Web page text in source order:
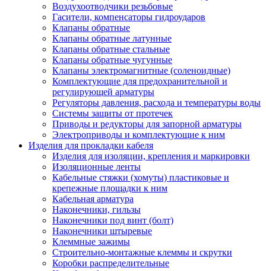
Воздухоотводчики резьбовые
Гасители, компенсаторы гидроударов
Клапаны обратные
Клапаны обратные латунные
Клапаны обратные стальные
Клапаны обратные чугунные
Клапаны электромагнитные (соленоидные)
Комплектующие для предохранительной и
регулирующей арматуры
Регуляторы давления, расхода и температуры воды
Системы защиты от протечек
Приводы и редукторы для запорной арматуры
Электроприводы и комплектующие к ним
Изделия для прокладки кабеля
Изделия для изоляции, крепления и маркировки
Изоляционные ленты
Кабельные стяжки (хомуты) пластиковые и
крепежные площадки к ним
Кабельная арматура
Наконечники, гильзы
Наконечники под винт (болт)
Наконечники штыревые
Клеммные зажимы
Строительно-монтажные клеммы и скрутки
Коробки распределительные